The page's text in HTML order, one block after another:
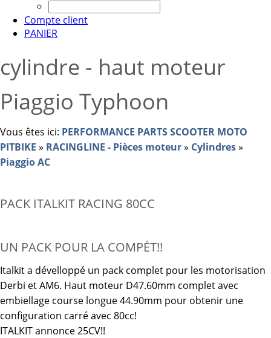
Compte client
PANIER
cylindre - haut moteur
Piaggio Typhoon
Vous êtes ici: PERFORMANCE PARTS SCOOTER MOTO
PITBIKE » RACINGLINE - Pièces moteur» Cylindres»
Piaggio AC
PACK ITALKIT RACING 80CC
UN PACK POUR LA COMPÉT!!
Italkit a dévelloppé un pack complet pour les motorisation
Derbi et AM6. Haut moteur D47.60mm complet avec
embiellage course longue 44.90mm pour obtenir une
configuration carré avec 80cc!
ITALKIT annonce 25CV!!